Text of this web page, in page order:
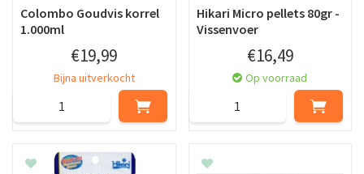
Colombo Goudvis korrel
1.000ml
€19,99
Bijna uitverkocht
Hikari Micro pellets 80gr -
Vissenvoer
€16,49
Op voorraad